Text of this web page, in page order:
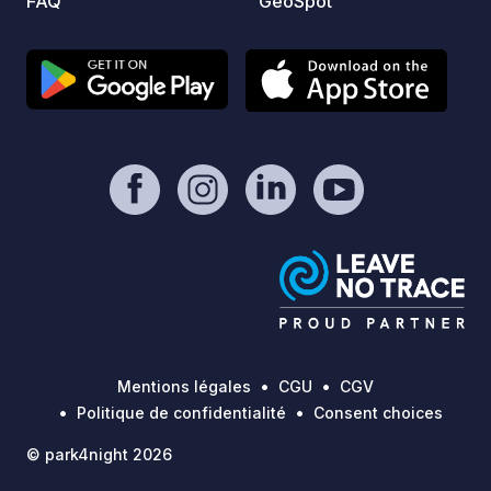
Mentions légales CGU
CGV
Politique de confidentialité
Consent choices
© park4night 2026